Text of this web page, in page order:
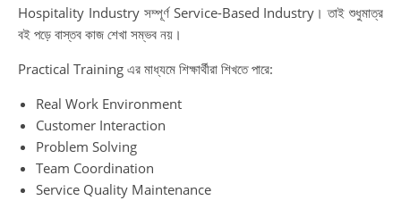
Hospitality Industry সম্পূর্ণ Service-Based Industry। তাই শুধুমাত্র
বই পড়ে বাস্তব কাজ শেখা সম্ভব নয়।
Practical Training এর মাধ্যমে শিক্ষার্থীরা শিখতে পারে:
Real Work Environment
Customer Interaction
Problem Solving
Team Coordination
Service Quality Maintenance